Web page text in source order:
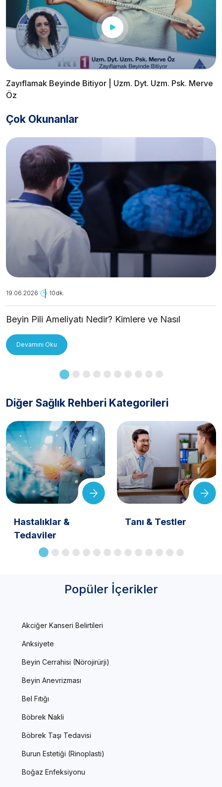
Zayıflamak Beyinde Bitiyor | Uzm. Dyt. Uzm. Psk. Merve
Öz
Çok Okunanlar
19.06.2026 10dk.
Beyin Pili Ameliyatı Nedir? Kimlere ve Nasıl
Devamını Oku
Diğer Sağlık Rehberi Kategorileri
Hastalıklar &
Tedaviler
Tanı & Testler
Popüler İçerikler
Akciğer Kanseri Belirtileri
Anksiyete
Beyin Cerrahisi (Nörojirürji)
Beyin Anevrizması
Bel Fıtığı
Böbrek Nakli
Böbrek Taşı Tedavisi
Burun Estetiği (Rinoplasti)
Boğaz Enfeksiyonu